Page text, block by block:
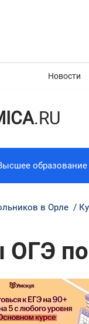
Новости
.RU
образование
в Орле
ОГЭ